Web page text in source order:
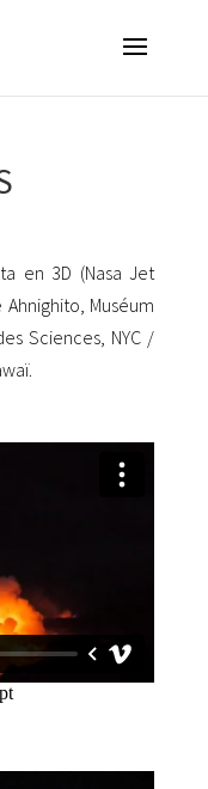
en 3D (Nasa Jet
Muséum
Sciences, NYC /